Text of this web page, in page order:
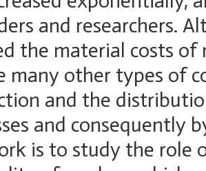
and researchers.
the material costs
many other types of
and the
and consequently
is to study the role